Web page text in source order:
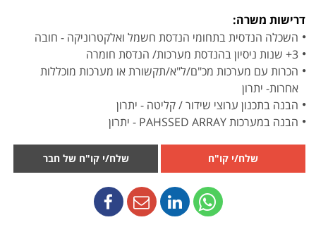
דרישות משרה:
השכלה הנדסית בתחומי הנדסת חשמל ואלקטרוניקה - חובה
3+ שנות ניסיון בהנדסת מערכות/ הנדסת חומרה
הכרות עם מערכות מכ"ם/ל"א/תקשורת או מערכות מוכללות
אחרות- יתרון
הבנה בתכנון ערוצי שידור / קליטה - יתרון
הבנה במערכות PAHSSED ARRAY - יתרון
שלח/י קו"ח שלח/י קו"ח של חבר